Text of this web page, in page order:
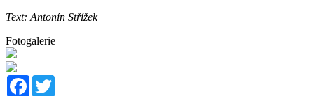
Text: Antonín Střížek
Fotogalerie
Facebook